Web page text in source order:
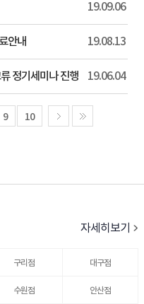
19.09.06
안내 19.08.13
정기세미나 진행 19.06.04
9 10
자세히보기
구리점 대구점
수원점 안산점